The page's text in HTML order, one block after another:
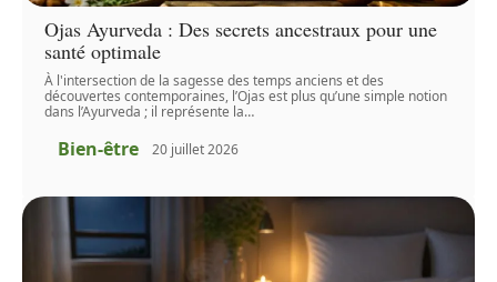
Ojas Ayurveda : Des secrets ancestraux pour une
santé optimale
À l'intersection de la sagesse des temps anciens et des
découvertes contemporaines, l’Ojas est plus qu’une simple notion
dans l’Ayurveda ; il représente la…
Bien-être 20 juillet 2026